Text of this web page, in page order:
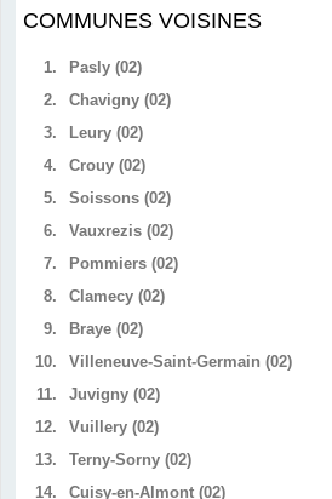
COMMUNES VOISINES
1.
Pasly (02)
2.
Chavigny (02)
3.
Leury (02)
4.
Crouy (02)
5.
Soissons (02)
6.
Vauxrezis (02)
7.
Pommiers (02)
8.
Clamecy (02)
9.
Braye (02)
10.
Villeneuve-Saint-Germain (02)
11.
Juvigny (02)
12.
Vuillery (02)
13.
Terny-Sorny (02)
14.
Cuisy-en-Almont (02)